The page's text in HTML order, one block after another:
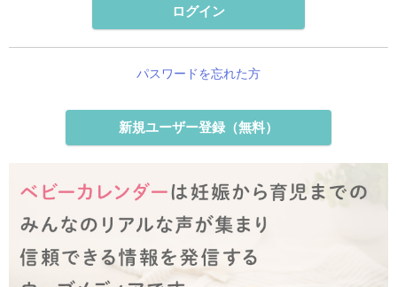
ログイン
パスワードを忘れた方
新規ユーザー登録（無料）